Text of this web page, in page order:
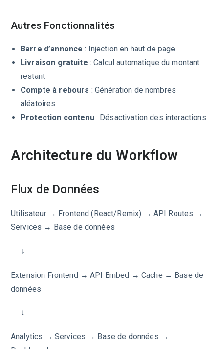
Autres Fonctionnalités
Barre d’annonce : Injection en haut de page
Livraison gratuite : Calcul automatique du montant
restant
Compte à rebours : Génération de nombres
aléatoires
Protection contenu: Désactivation des interactions
Architecture du Workflow
Flux de Données
Utilisateur → Frontend (React/Remix) → API Routes →
Services → Base de données
↓
Extension Frontend → API Embed → Cache → Base de
données
↓
Analytics → Services → Base de données →